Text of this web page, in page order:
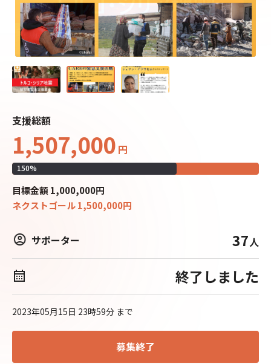
支援総額
1,507,000 円
150%
目標金額 1,000,000円
ネクストゴール1,500,000円
サポーター 37人
終了しました
2023年05月15日 23時59分 まで
募集終了